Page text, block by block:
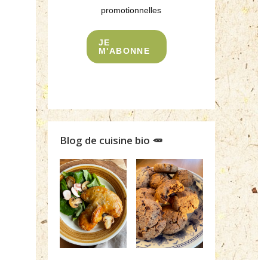
promotionnelles
JE
M'ABONNE
Blog de cuisine bio 🥕